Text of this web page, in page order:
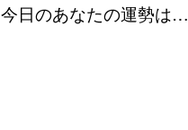
今日のあなたの運勢は…